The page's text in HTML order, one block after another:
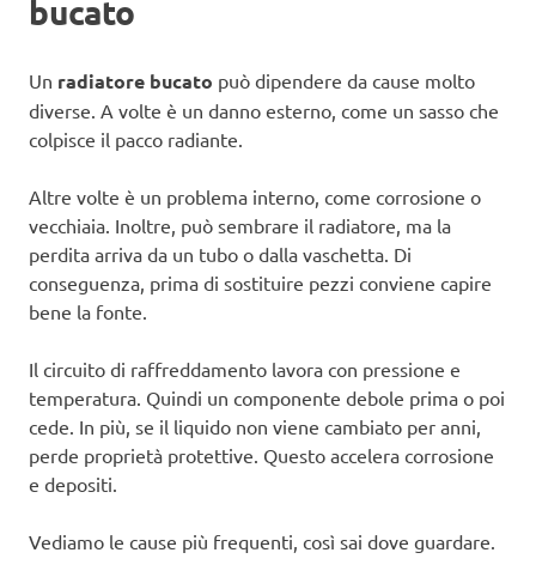
bucato
Un radiatore bucato può dipendere da cause molto
diverse. A volte è un danno esterno, come un sasso che
colpisce il pacco radiante.
Altre volte è un problema interno, come corrosione o
vecchiaia. Inoltre, può sembrare il radiatore, ma la
perdita arriva da un tubo o dalla vaschetta. Di
conseguenza, prima di sostituire pezzi conviene capire
bene la fonte.
Il circuito di raffreddamento lavora con pressione e
temperatura. Quindi un componente debole prima o poi
cede. In più, se il liquido non viene cambiato per anni,
perde proprietà protettive. Questo accelera corrosione
e depositi.
Vediamo le cause più frequenti, così sai dove guardare.